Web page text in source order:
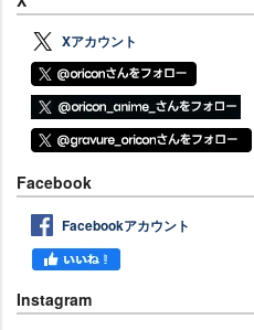
Xアカウント
Facebook
Facebookアカウント
Instagram